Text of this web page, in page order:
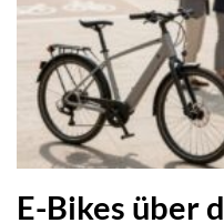
E-Bikes über